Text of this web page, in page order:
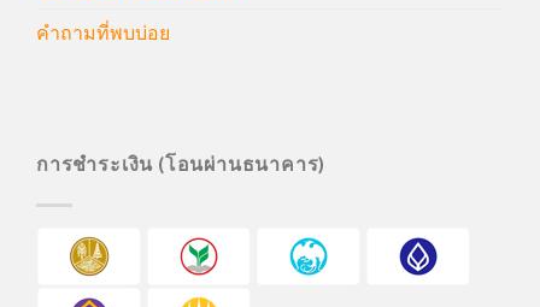
คำถามที่พบบ่อย
การชำระเงิน (โอนผ่านธนาคาร)